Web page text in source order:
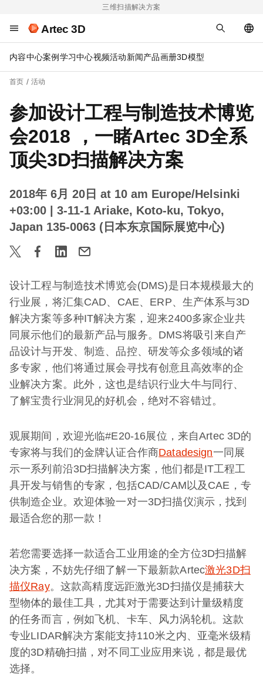
三维扫描解决方案
Artec 3D
内容中心案例 学习中心视频活动新闻产品画册3D模型
首页 活动
参加设计工程与制造技术博览
会2018 ，一睹Artec 3D全系
顶尖3D扫描解决方案
2018年 6月 20日 at 10 am Europe/Helsinki
+03:00
| 3-11-1 Ariake, Koto-ku, Tokyo,
Japan 135-0063 (日本东京国际展览中心)
设计工程与制造技术博览会(DMS)是日本规模最大的
行业展，将汇集CAD、CAE、ERP、生产体系与3D
解决方案等多种IT解决方案，迎来2400多家企业共
同展示他们的最新产品与服务。DMS将吸引来自产
品设计与开发、制造、品控、研发等众多领域的诸
多专家，他们将通过展会寻找有创意且高效率的企
业解决方案。此外，这也是结识行业大牛与同行、
了解宝贵行业洞见的好机会，绝对不容错过。
观展期间，欢迎光临#E20-16展位，来自Artec 3D的
专家将与我们的金牌认证合作商Datadesign一同展
示一系列前沿3D扫描解决方案，他们都是IT工程工
具开发与销售的专家，包括CAD/CAM以及CAE，专
供制造企业。欢迎体验一对一3D扫描仪演示，找到
最适合您的那一款！
若您需要选择一款适合工业用途的全方位3D扫描解
决方案，不妨先仔细了解一下最新款Artec激光3D扫
描仪Ray。这款高精度远距激光3D扫描仪是捕获大
型物体的最佳工具，尤其对于需要达到计量级精度
的任务而言，例如飞机、卡车、风力涡轮机。这款
专业LIDAR解决方案能支持110米之内、亚毫米级精
度的3D精确扫描，对不同工业应用来说，都是最优
选择。